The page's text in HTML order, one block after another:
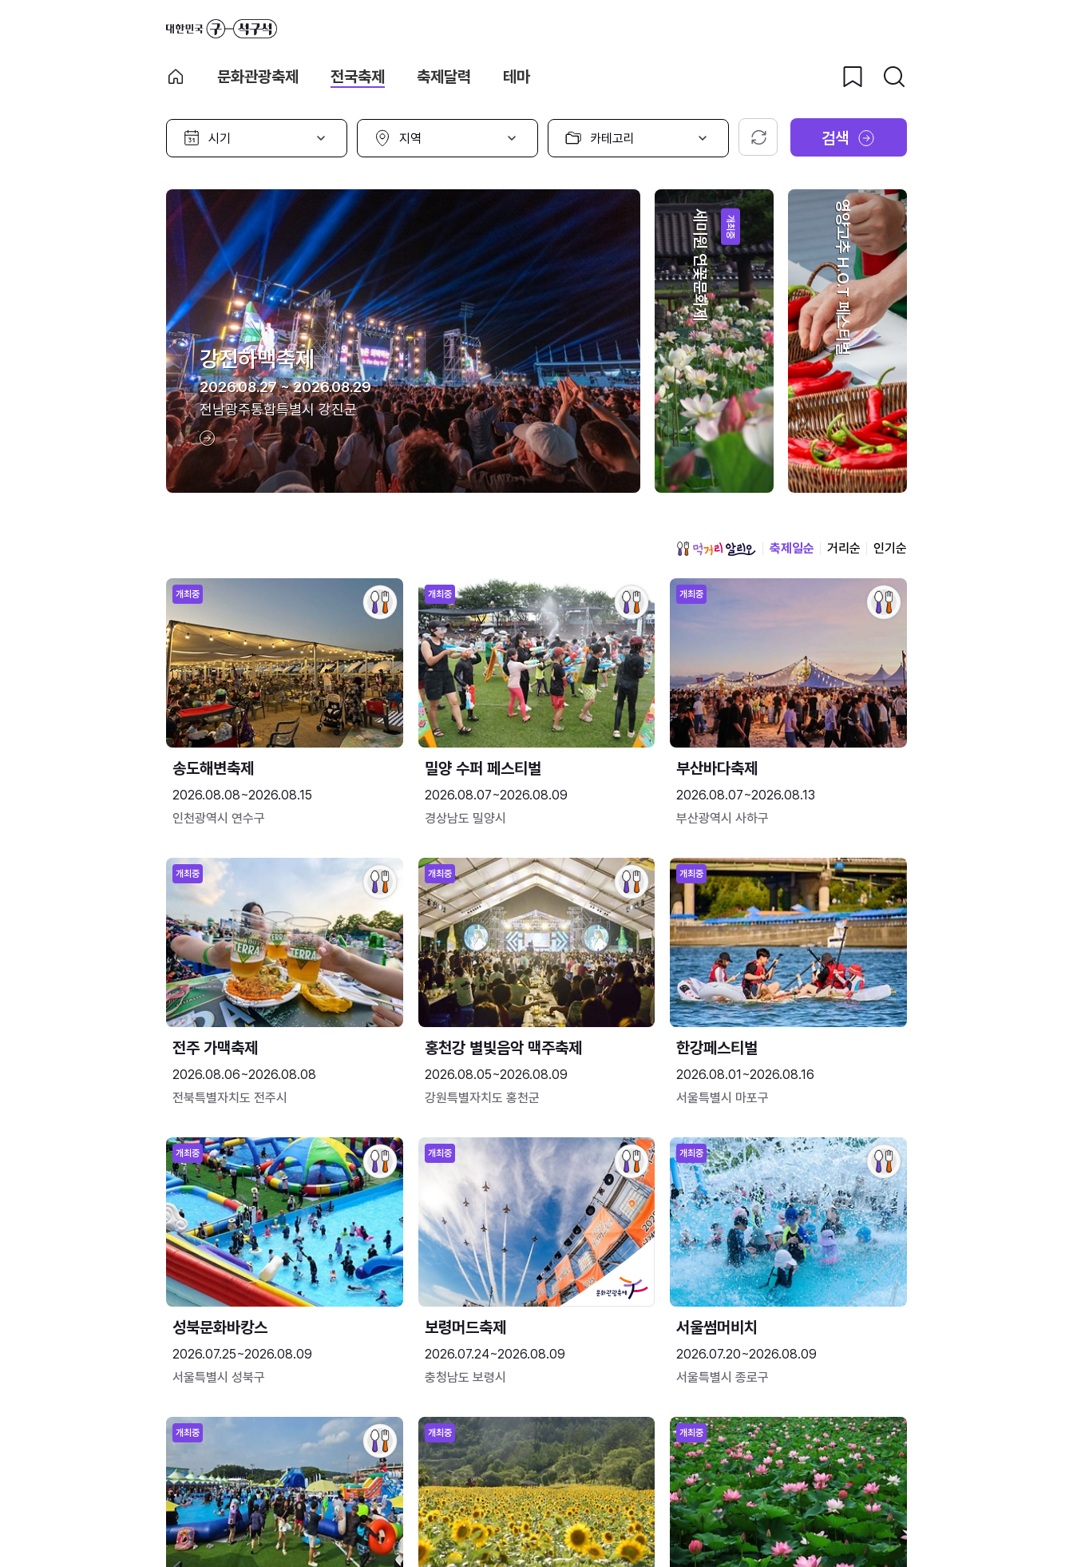
문화관광축제 전국축제 축제달력 테마
시
선
지
선
카
고
선
택
초기화 검색
강진하맥축제
2026.08.27 ~ 2026.08.29
전남광주통합특별시 강진군
개최중
세미원 연꽃문화제 영양고추 H.O.T 페스티벌
축제일순 거리순 인기순
개최중
송도해변축제
2026.08.08~2026.08.15
인천광역시 연수구
개최중
밀양 수퍼 페스티벌
2026.08.07~2026.08.09
경상남도 밀양시
개최중
부산바다축제
2026.08.07~2026.08.13
부산광역시 사하구
개최중
전주 가맥축제
2026.08.06~2026.08.08
전북특별자치도 전주시
개최중
홍천강 별빛음악 맥주축제
2026.08.05~2026.08.09
강원특별자치도 홍천군
개최중
한강페스티벌
2026.08.01~2026.08.16
서울특별시 마포구
개최중
성북문화바캉스
2026.07.25~2026.08.09
서울특별시 성북구
개최중
보령머드축제
2026.07.24~2026.08.09
충청남도 보령시
개최중
서울썸머비치
2026.07.20~2026.08.09
서울특별시 종로구
개최중 개최중 개최중